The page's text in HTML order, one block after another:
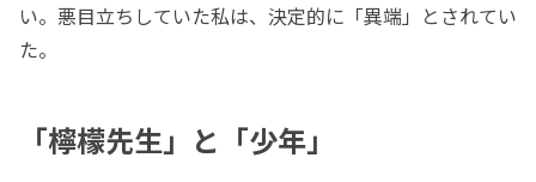
い。悪目立ちしていた私は、決定的に「異端」とされてい
た。
「檸檬先生」と「少年」